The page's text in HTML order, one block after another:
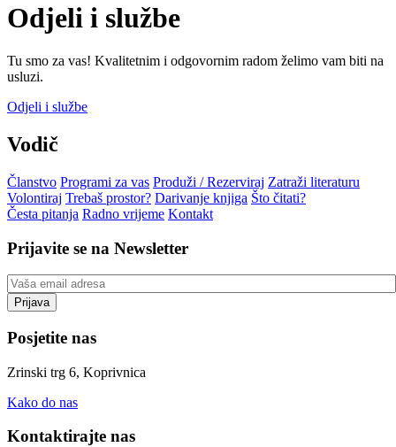
Odjeli i službe
Tu smo za vas! Kvalitetnim i odgovornim radom želimo vam biti na
usluzi.
Odjeli i službe
Vodič
Članstvo Programi za vas Produži / Rezerviraj Zatraži literaturu
Volontiraj Trebaš prostor? Darivanje knjiga Što čitati?
Česta pitanja Radno vrijeme Kontakt
Prijavite se na Newsletter
Posjetite nas
Zrinski trg 6, Koprivnica
Kako do nas
Kontaktirajte nas